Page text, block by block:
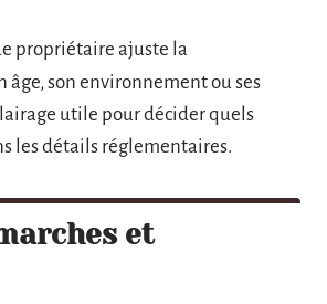
propriétaire ajuste la
son environnement ou ses
utile pour décider quels
les détails réglementaires.
et